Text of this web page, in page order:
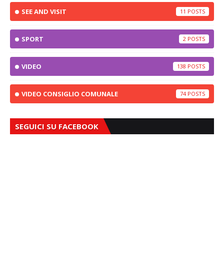
SEE AND VISIT 11
SPORT 2
VIDEO 138
VIDEO CONSIGLIO COMUNALE 74
SEGUICI SU FACEBOOK